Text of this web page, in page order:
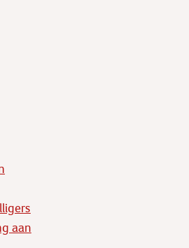
aan